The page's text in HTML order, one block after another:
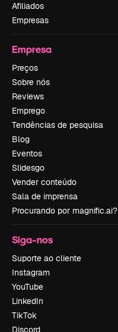
Afiliados
Empresas
Empresa
Preços
Sobre nós
Reviews
Emprego
Tendências de pesquisa
Blog
Eventos
Slidesgo
Vender conteúdo
Sala de imprensa
Procurando por magnific.ai?
Siga-nos
Suporte ao cliente
Instagram
YouTube
LinkedIn
TikTok
Discord